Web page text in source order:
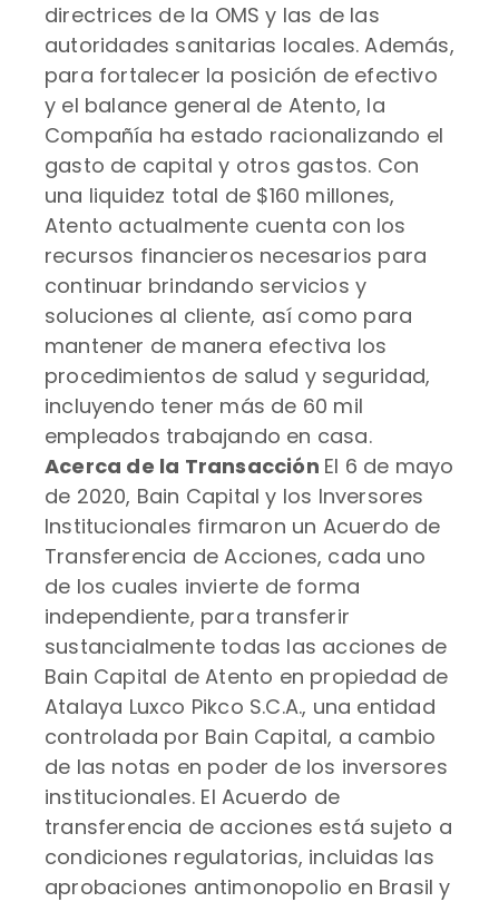
directrices de la OMS y las de las
autoridades sanitarias locales. Además,
para fortalecer la posición de efectivo
y el balance general de Atento, la
Compañía ha estado racionalizando el
gasto de capital y otros gastos. Con
una liquidez total de $160 millones,
Atento actualmente cuenta con los
recursos financieros necesarios para
continuar brindando servicios y
soluciones al cliente, así como para
mantener de manera efectiva los
procedimientos de salud y seguridad,
incluyendo tener más de 60 mil
empleados trabajando en casa.
Acerca de la Transacción El 6 de mayo
de 2020, Bain Capital y los Inversores
Institucionales firmaron un Acuerdo de
Transferencia de Acciones, cada uno
de los cuales invierte de forma
independiente, para transferir
sustancialmente todas las acciones de
Bain Capital de Atento en propiedad de
Atalaya Luxco Pikco S.C.A., una entidad
controlada por Bain Capital, a cambio
de las notas en poder de los inversores
institucionales. El Acuerdo de
transferencia de acciones está sujeto a
condiciones regulatorias, incluidas las
aprobaciones antimonopolio en Brasil y